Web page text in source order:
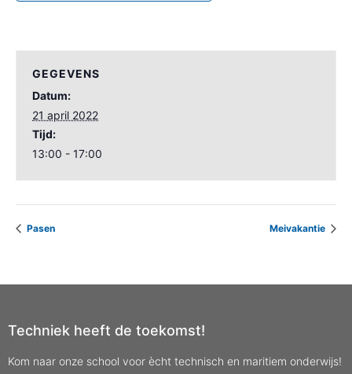
GEGEVENS
Datum:
21 april 2022
Tijd:
13:00 - 17:00
Pasen Meivakantie
Techniek heeft de toekomst!
Kom naar onze school voor ècht technisch en maritiem onderwijs!